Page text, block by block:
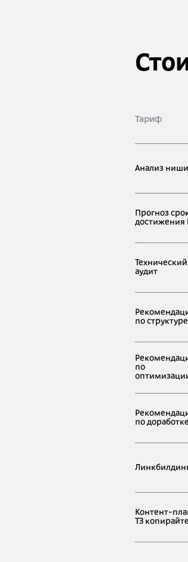
Тариф
Анализ ниши
Прогноз
достижения
Технический
аудит
по структуре
по
по доработке
Контент-
ТЗ